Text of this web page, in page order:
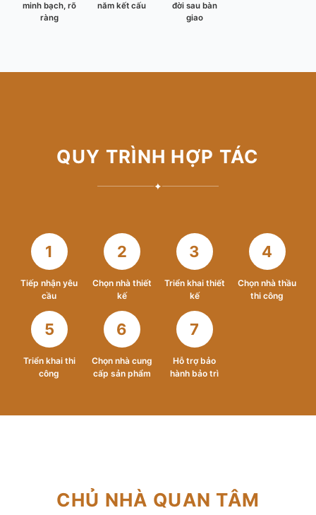
minh bạch, rõ
ràng
năm kết cấu
đời sau bàn
giao
QUY TRÌNH HỢP TÁC
✦
1
Tiếp nhận yêu
cầu
2
Chọn nhà thiết
kế
3
Triển khai thiết
kế
4
Chọn nhà thầu
thi công
5
Triển khai thi
công
6
Chọn nhà cung
cấp sản phẩm
7
Hỗ trợ bảo
hành bảo trì
CHỦ NHÀ QUAN TÂM